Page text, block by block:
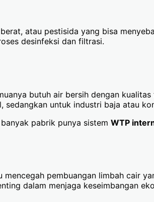
atau pestisida yang bisa
desinfeksi dan filtrasi.
butuh air bersih dengan
sedangkan untuk industri baja atau
pabrik punya sistem WTP
pembuangan limbah cair
dalam menjaga keseimbangan